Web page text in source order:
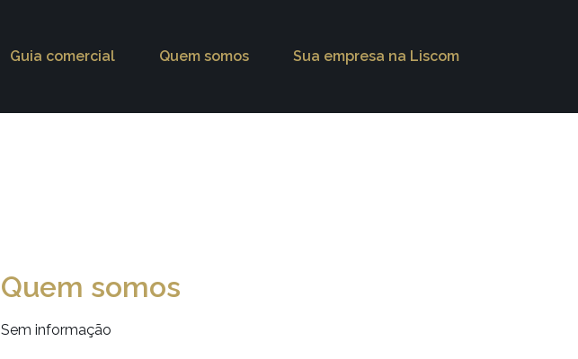
Guia comercial Quem somos Sua empresa na Liscom
Quem somos
Sem informação